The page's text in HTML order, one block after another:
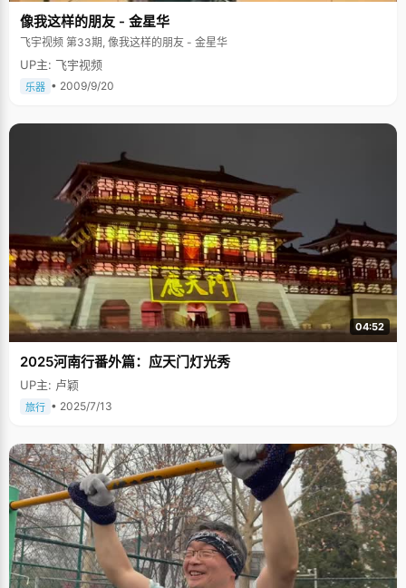
像我这样的朋友 - 金星华
飞宇视频 第33期, 像我这样的朋友 - 金星华
UP主: 飞宇视频
乐器 • 2009/9/20
04:52
2025河南行番外篇：应天门灯光秀
UP主: 卢颖
旅行 • 2025/7/13